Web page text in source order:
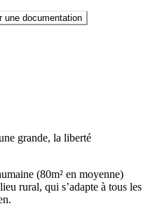
une documentation
grande, la liberté
(80m² en moyenne)
rural, qui s’adapte à tous les